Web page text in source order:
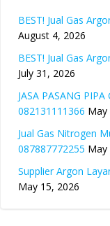
BEST! Jual Gas
August 4, 2026
BEST! Jual Gas
July 31, 2026
JASA PASANG
082131111366 May
Jual Gas Nitrogen
087887772255 May
Supplier Argon
May 15, 2026